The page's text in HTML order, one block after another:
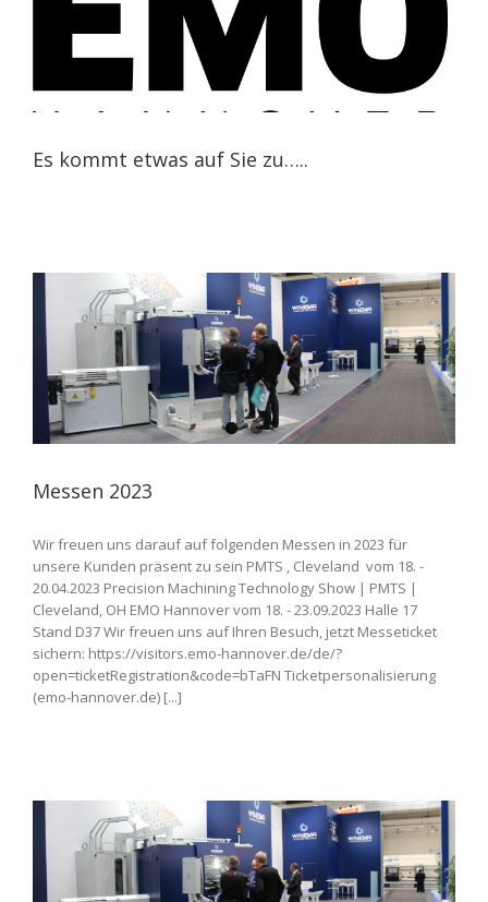
Es kommt etwas auf Sie zu…..
Messen 2023
Wir freuen uns darauf auf folgenden Messen in 2023 für
unsere Kunden präsent zu sein PMTS , Cleveland vom 18. -
20.04.2023 Precision Machining Technology Show | PMTS |
Cleveland, OH EMO Hannover vom 18. - 23.09.2023 Halle 17
Stand D37 Wir freuen uns auf Ihren Besuch, jetzt Messeticket
sichern: https://visitors.emo-hannover.de/de/?
open=ticketRegistration&code=bTaFN Ticketpersonalisierung
(emo-hannover.de) [...]